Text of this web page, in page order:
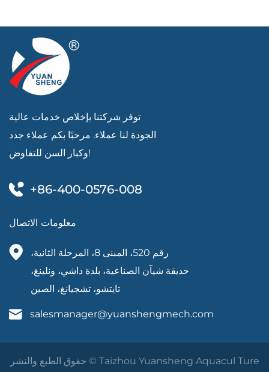
توفر شركتنا بإخلاص خدمات عالية
الجودة لنا عملاء. مرحبًا بكم عملاء جدد
وكبار السن للتفاوض!
+86-400-0576-008
معلومات الاتصال
رقم 520، المبنى 8، المرحلة الثانية،
حديقة شيآن الصناعية، بلدة داشي، ونلينغ،
تايتشو، تشجيانغ، الصين
salesmanager@yuanshengmech.com
حقوق الطبع والنشر © Taizhou Yuansheng Aquacul Ture